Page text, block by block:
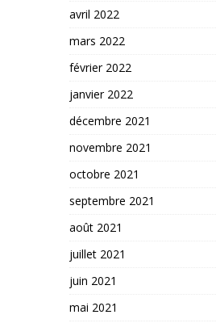
avril 2022
mars 2022
février 2022
janvier 2022
décembre 2021
novembre 2021
octobre 2021
septembre 2021
août 2021
juillet 2021
juin 2021
mai 2021